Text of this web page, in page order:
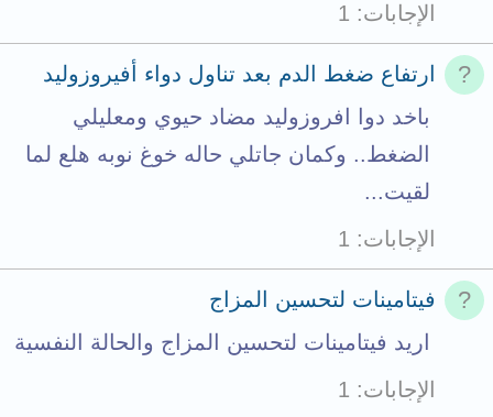
الإجابات
1
ارتفاع ضغط الدم بعد تناول دواء أفيروزوليد
باخد دوا افروزوليد مضاد حيوي ومعليلي
الضغط.. وكمان جاتلي حاله خوغ نوبه هلع لما
لقيت...
الإجابات
1
فيتامينات لتحسين المزاج
اريد فيتامينات لتحسين المزاج والحالة النفسية
الإجابات
1